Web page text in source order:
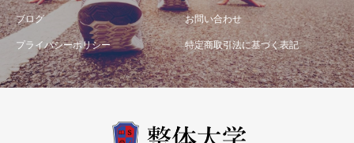
ブログ お問い合わせ
プライバシーポリシー 特定商取引法に基づく表記